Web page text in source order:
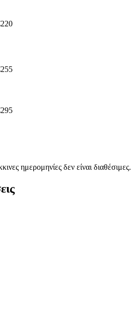
ημερομηνίες δεν είναι διαθέσιμες.